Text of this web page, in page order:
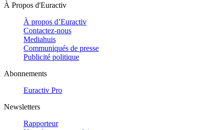
À Propos d'Euractiv
À propos d’Euractiv
Contactez-nous
Mediahuis
Communiqués de presse
Publicité politique
Abonnements
Euractiv Pro
Newsletters
Rapporteur